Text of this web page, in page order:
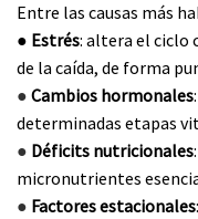
Entre las causas más
● Estrés: altera el ciclo
de la caída, de forma
● Cambios hormonales
determinadas etapas
● Déficits nutricionales
micronutrientes
● Factores estacionales